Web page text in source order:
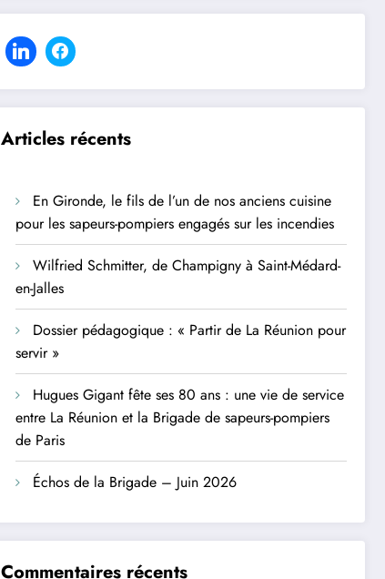
Articles récents
En Gironde, le fils de l’un de nos anciens cuisine
pour les sapeurs-pompiers engagés sur les incendies
Wilfried Schmitter, de Champigny à Saint-Médard-
en-Jalles
Dossier pédagogique : « Partir de La Réunion pour
servir »
Hugues Gigant fête ses 80 ans : une vie de service
entre La Réunion et la Brigade de sapeurs-pompiers
de Paris
Échos de la Brigade – Juin 2026
Commentaires récents